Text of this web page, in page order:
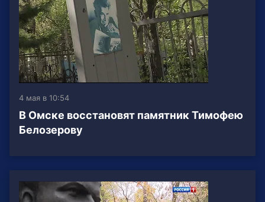
4 мая в 10:54
В Омске восстановят памятник Тимофею
Белозерову